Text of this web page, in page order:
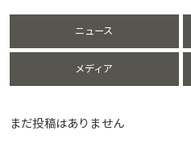
ニュース
メディア
まだ投稿はありません